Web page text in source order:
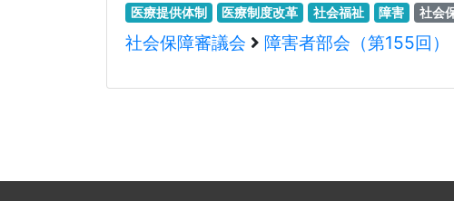
医療提供体制 医療制度改革 社会福祉 障害 社会
社会保障審議会 障害者部会（第155回）